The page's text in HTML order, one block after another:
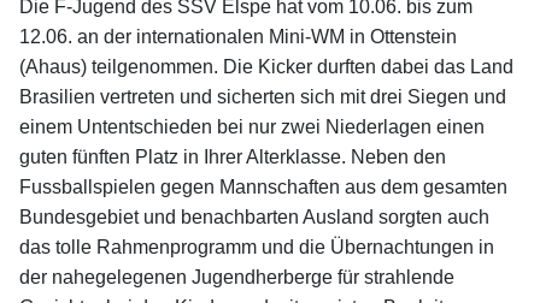
Die F-Jugend des SSV Elspe hat vom 10.06. bis zum
12.06. an der internationalen Mini-WM in Ottenstein
(Ahaus) teilgenommen. Die Kicker durften dabei das Land
Brasilien vertreten und sicherten sich mit drei Siegen und
einem Untentschieden bei nur zwei Niederlagen einen
guten fünften Platz in Ihrer Alterklasse. Neben den
Fussballspielen gegen Mannschaften aus dem gesamten
Bundesgebiet und benachbarten Ausland sorgten auch
das tolle Rahmenprogramm und die Übernachtungen in
der nahegelegenen Jugendherberge für strahlende